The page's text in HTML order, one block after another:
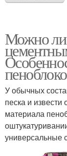
Можно ли
У обычных
песка и извести
материала
универсальные